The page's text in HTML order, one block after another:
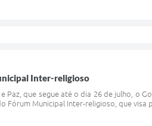
Inter-religioso
Paz, que segue até o dia 26 de julho, o
Municipal Inter-religioso, que visa